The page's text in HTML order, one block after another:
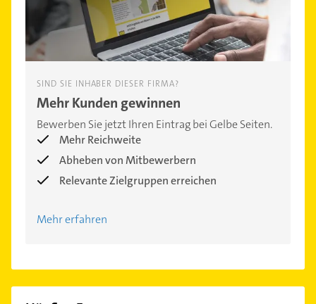
SIND SIE INHABER DIESER FIRMA?
Mehr Kunden gewinnen
Bewerben Sie jetzt Ihren Eintrag bei Gelbe Seiten.
Mehr Reichweite
Abheben von Mitbewerbern
Relevante Zielgruppen erreichen
Mehr erfahren